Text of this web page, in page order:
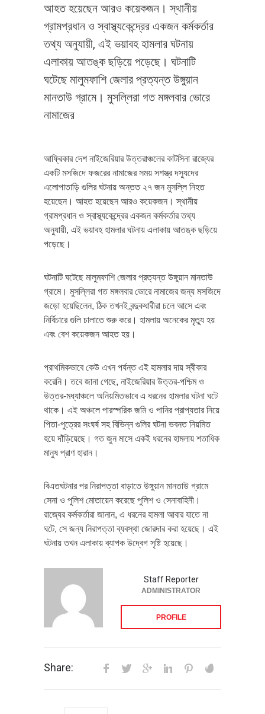
আহত হয়েছেন আরও কয়েকজন। স্থানীয়
গ্রামপ্রধান ও স্বাস্থ্যকেন্দ্রের একজন কর্মকর্তার
তথ্য অনুযায়ী, এই ভয়াবহ হামলার ঘটনায়
এলাকায় আতঙ্ক ছড়িয়ে পড়েছে। ঘটনাটি
ঘটেছে মালুমফাশি জেলার প্রত্যন্ত উঙ্গুয়ান
মানতাউ গ্রামে। মুসল্লিরা গত মঙ্গলবার ভোরে
নামাজের
আফ্রিকার দেশ নাইজেরিয়ার উত্তরাঞ্চলের কাটসিনা রাজ্যের
একটি মসজিদে ফজরের নামাজের সময় সশস্ত্র দস্যুদের
এলোপাতাড়ি গুলির ঘটনায় অন্তত ২৭ জন মুসল্লি নিহত
হয়েছেন। আহত হয়েছেন আরও কয়েকজন। স্থানীয়
গ্রামপ্রধান ও স্বাস্থ্যকেন্দ্রের একজন কর্মকর্তার তথ্য
অনুযায়ী, এই ভয়াবহ হামলার ঘটনায় এলাকায় আতঙ্ক ছড়িয়ে
পড়েছে।
ঘটনাটি ঘটেছে মালুমফাশি জেলার প্রত্যন্ত উঙ্গুয়ান মানতাউ
গ্রামে। মুসল্লিরা গত মঙ্গলবার ভোরে নামাজের জন্য মসজিদে
জড়ো হয়েছিলেন, ঠিক তখনই বন্দুকধারীরা চলে আসে এবং
নির্বিচারে গুলি চালাতে শুরু করে। হামলায় অনেকের মৃত্যু হয়
এবং বেশ কয়েকজন আহত হয়।
প্রাথমিকভাবে কেউ এখন পর্যন্ত এই হামলার দায় স্বীকার
করেনি। তবে জানা গেছে, নাইজেরিয়ার উত্তর-পশ্চিম ও
উত্তর-মধ্যাঞ্চলে অনিয়মিতভাবে এ ধরনের হামলার ঘটনা ঘটে
থাকে। এই অঞ্চলে পারস্পরিক জমি ও পানির প্রাপ্যতার নিয়ে
পিতা-পুত্রের সংঘর্ষ সহ বিভিন্ন গুলির ঘটনা ভবনত নিয়মিত
হয়ে দাঁড়িয়েছে। গত জুন মাসে একই ধরনের হামলায় শতাধিক
মানুষ প্রাণ হারান।
বিএতঘটনার পর নিরাপত্তা বাড়াতে উঙ্গুয়ান মানতাউ গ্রামে
সেনা ও পুলিশ মোতায়েন করেছে পুলিশ ও সেনাবাহিনী।
রাজ্যের কর্মকর্তারা জানান, এ ধরনের হামলা আবার যাতে না
ঘটে, সে জন্য নিরাপত্তা ব্যবস্থা জোরদার করা হয়েছে। এই
ঘটনায় তখন এলাকায় ব্যাপক উদ্বেগ সৃষ্টি হয়েছে।
Staff Reporter
ADMINISTRATOR
PROFILE
Share: